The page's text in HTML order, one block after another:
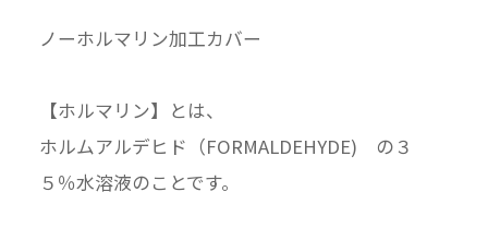
ノーホルマリン加工カバー
【ホルマリン】とは、
ホルムアルデヒド（FORMALDEHYDE) の３
５％水溶液のことです。